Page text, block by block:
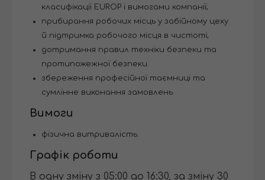
класифікації EUROP і вимогами компанії;
прибирання робочих місць у забійному цеху
й підтримка робочого місця в чистоті;
дотримання правил техніки безпеки та
протипожежної безпеки.
збереження професійної таємниці та
сумлінне виконання замовлень.
Вимоги
фізична витривалість.
Графік роботи
В одну зміну з 05:00 до 16:30, за зміну 30